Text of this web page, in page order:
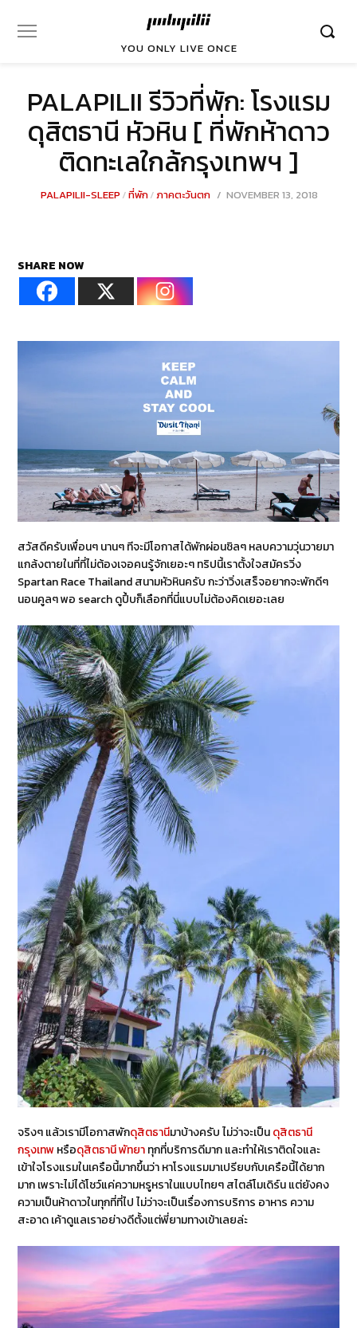
YOU ONLY LIVE ONCE
PALAPILII รีวิวที่พัก: โรงแรม
ดุสิตธานี หัวหิน [ ที่พักห้าดาว
ติดทะเลใกล้กรุงเทพฯ ]
PALAPILII-SLEEP /ที่พัก/ภาคตะวันตก
POSTED
NOVEMBER 13, 2018
SHARE NOW
สวัสดีครับเพื่อนๆ นานๆ ทีจะมีโอกาสได้พักผ่อนชิลๆ หลบความวุ่นวายมา
แกล้งตายในที่ที่ไม่ต้องเจอคนรู้จักเยอะๆ ทริปนี้เราตั้งใจสมัครวิ่ง
Spartan Race Thailand สนามหัวหินครับ กะว่าวิ่งเสร็จอยากจะพักดีๆ
นอนคูลๆ พอ search ดูปึ้บก็เลือกที่นี่แบบไม่ต้องคิดเยอะเลย
จริงๆ แล้วเรามีโอกาสพักดุสิตธานีมาบ้างครับ ไม่ว่าจะเป็นดุสิตธานี
กรุงเทพ หรือดุสิตธานี พัทยาทุกที่บริการดีมาก และทำให้เราติดใจและ
เข้าใจโรงแรมในเครือนี้มากขึ้นว่า หาโรงแรมมาเปรียบกับเครือนี้ได้ยาก
มาก เพราะไม่ได้โชว์แค่ความหรูหราในแบบไทยๆ สไตล์โมเดิร์น แต่ยังคง
ความเป็นห้าดาวในทุกที่ที่ไป ไม่ว่าจะเป็นเรื่องการบริการ อาหาร ความ
สะอาด เค้าดูแลเราอย่างดีตั้งแต่พี่ยามทางเข้าเลยล่ะ